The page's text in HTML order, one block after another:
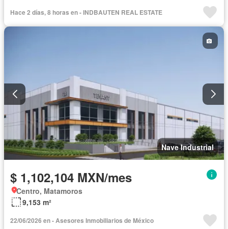
Hace 2 días, 8 horas en - INDBAUTEN REAL ESTATE
Nave Industrial
$ 1,102,104 MXN/mes
Centro, Matamoros
9,153 m²
22/06/2026 en - Asesores Inmobiliarios de México